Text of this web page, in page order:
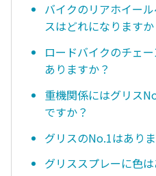
バイクのリアホイー
スはどれになりますか
ロードバイクのチェ
ありますか？
重機関係にはグリス
ですか？
グリスのNo.1はあり
グリススプレーに色